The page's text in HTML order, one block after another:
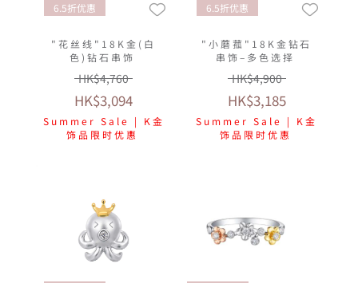
6.5折优惠
"花丝线"18K金(白
色)钻石串饰
HK$4,760
HK$3,094
Summer Sale | K金
饰品限时优惠
6.5折优惠
"小蘑菰"18K金钻石
串饰–多色选择
HK$4,900
HK$3,185
Summer Sale | K金
饰品限时优惠